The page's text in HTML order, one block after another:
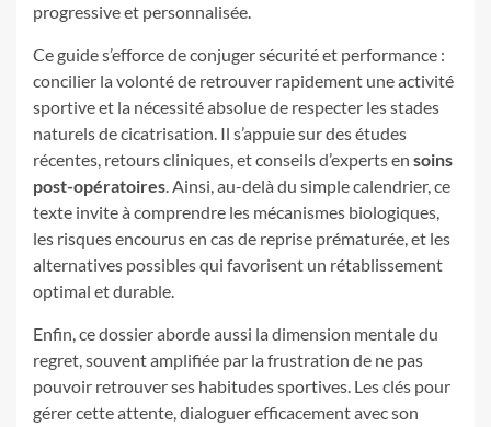
progressive et personnalisée.
Ce guide s’efforce de conjuger sécurité et performance :
concilier la volonté de retrouver rapidement une activité
sportive et la nécessité absolue de respecter les stades
naturels de cicatrisation. Il s’appuie sur des études
récentes, retours cliniques, et conseils d’experts en soins
post-opératoires. Ainsi, au-delà du simple calendrier, ce
texte invite à comprendre les mécanismes biologiques,
les risques encourus en cas de reprise prématurée, et les
alternatives possibles qui favorisent un rétablissement
optimal et durable.
Enfin, ce dossier aborde aussi la dimension mentale du
regret, souvent amplifiée par la frustration de ne pas
pouvoir retrouver ses habitudes sportives. Les clés pour
gérer cette attente, dialoguer efficacement avec son